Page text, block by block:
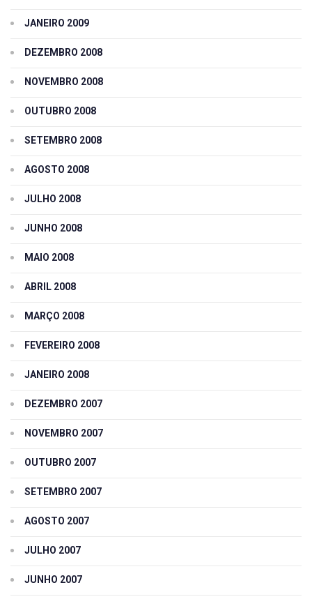
JANEIRO 2009
DEZEMBRO 2008
NOVEMBRO 2008
OUTUBRO 2008
SETEMBRO 2008
AGOSTO 2008
JULHO 2008
JUNHO 2008
MAIO 2008
ABRIL 2008
MARÇO 2008
FEVEREIRO 2008
JANEIRO 2008
DEZEMBRO 2007
NOVEMBRO 2007
OUTUBRO 2007
SETEMBRO 2007
AGOSTO 2007
JULHO 2007
JUNHO 2007